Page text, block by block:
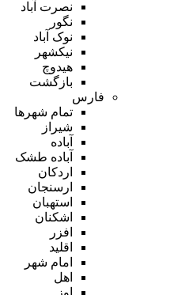
نصرت آباد
نگور
نوک آباد
نیکشهر
هیدوچ
بازگشت
فارس
تمام شهر‌ها
شیراز
آباده
آباده طشک
اردکان
ارسنجان
استهبان
اشکنان
افزر
اقلید
امام شهر
اهل
اوز